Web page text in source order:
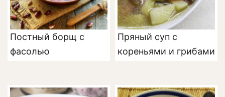
Постный борщ с
фасолью
Пряный суп с
кореньями и грибами